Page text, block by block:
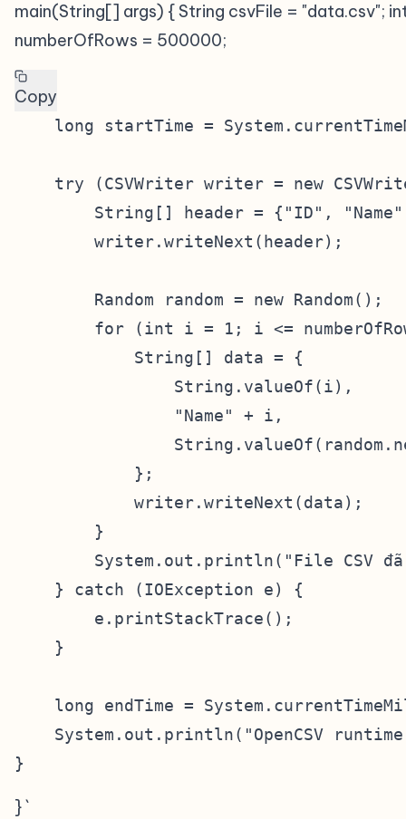
main(String[] args) { String csvFile = "data.csv";
numberOfRows = 500000;
Copy
long startTime =
try (CSVWriter writer = new
String[] header = {"ID",
        writer.writeNext(header);
        Random random = new Random();
for (int i = 1; i <=
            String[] data = {
                String.valueOf(i),
                "Name" + i,
            };
            writer.writeNext(data);
        }
System.out.println("File CSV
    } catch (IOException e) {
        e.printStackTrace();
    }
long endTime =
System.out.println("OpenCSV
} `